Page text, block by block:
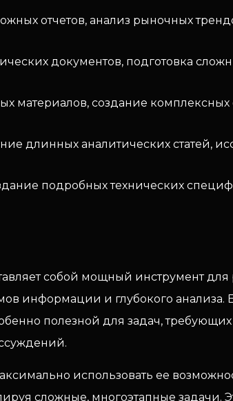
отчетов, анализ рыночных
документов, подготовка
материалов, создание комплексных
длинных аналитических статей,
подробных технических
собой мощный инструмент
информации и глубокого анализа.
полезной для задач,
использовать ее
сложные, многоэтапные задачи.